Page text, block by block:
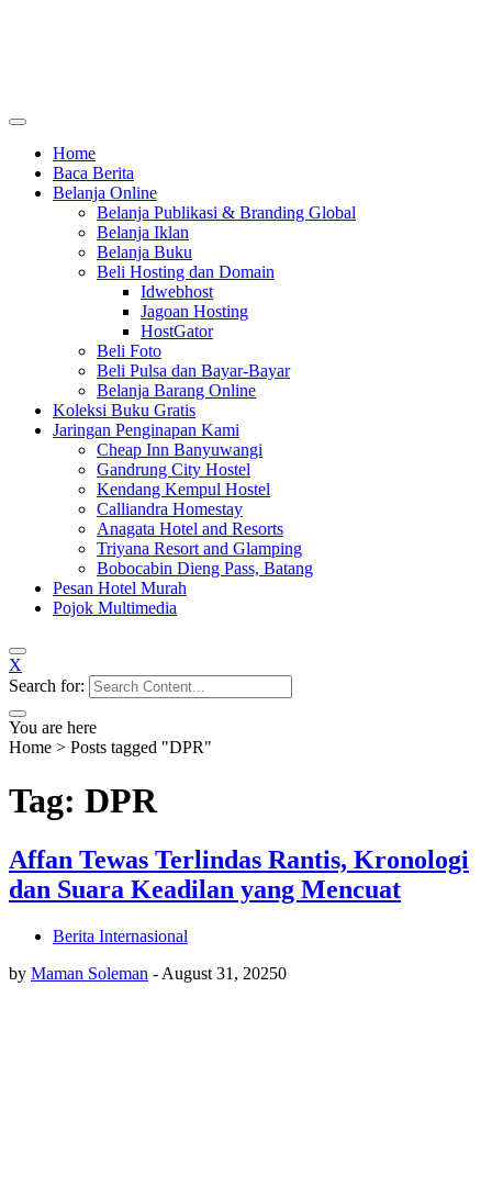
Home
Baca Berita
Belanja Online
Belanja Publikasi & Branding Global
Belanja Iklan
Belanja Buku
Beli Hosting dan Domain
Idwebhost
Jagoan Hosting
HostGator
Beli Foto
Beli Pulsa dan Bayar-Bayar
Belanja Barang Online
Koleksi Buku Gratis
Jaringan Penginapan Kami
Cheap Inn Banyuwangi
Gandrung City Hostel
Kendang Kempul Hostel
Calliandra Homestay
Anagata Hotel and Resorts
Triyana Resort and Glamping
Bobocabin Dieng Pass, Batang
Pesan Hotel Murah
Pojok Multimedia
X
Search for:
You are here
Home > Posts tagged "DPR"
Tag: DPR
Affan Tewas Terlindas Rantis, Kronologi
dan Suara Keadilan yang Mencuat
Berita Internasional
by Maman Soleman - August 31, 20250